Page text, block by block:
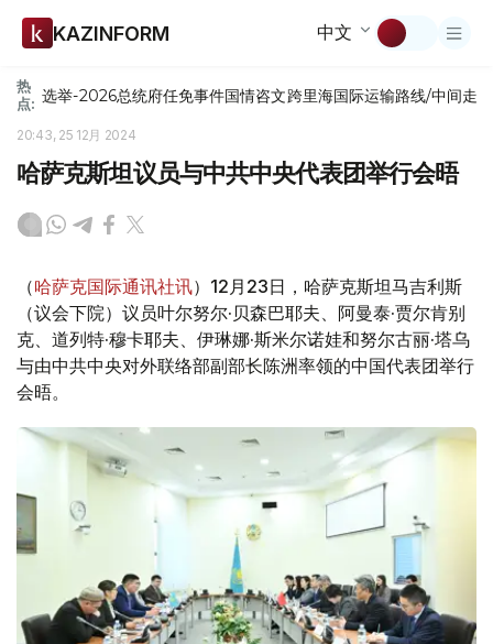
KAZINFORM 中文
热
点: 选举-2026总统府任免事件国情咨文跨里海国际运输路线/中间走廊
20:43, 25 12月 2024
哈萨克斯坦议员与中共中央代表团举行会晤
（哈萨克国际通讯社讯）12月23日，哈萨克斯坦马吉利斯
（议会下院）议员叶尔努尔·贝森巴耶夫、阿曼泰·贾尔肯别
克、道列特·穆卡耶夫、伊琳娜·斯米尔诺娃和努尔古丽·塔乌
与由中共中央对外联络部副部长陈洲率领的中国代表团举行
会晤。